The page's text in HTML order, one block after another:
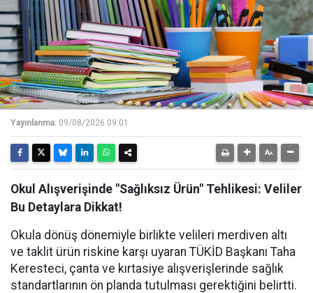
Yayınlanma: 09/08/2026 09:01
Okul Alışverişinde "Sağlıksız Ürün" Tehlikesi: Veliler
Bu Detaylara Dikkat!
Okula dönüş dönemiyle birlikte velileri merdiven altı
ve taklit ürün riskine karşı uyaran TÜKİD Başkanı Taha
Keresteci, çanta ve kırtasiye alışverişlerinde sağlık
standartlarının ön planda tutulması gerektiğini belirtti.